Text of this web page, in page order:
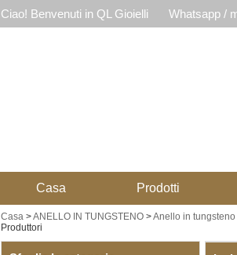
Ciao! Benvenuti in QL Gioielli Whatsapp /
Casa Prodotti
Casa>ANELLO IN TUNGSTENO>Anello in
Produttori